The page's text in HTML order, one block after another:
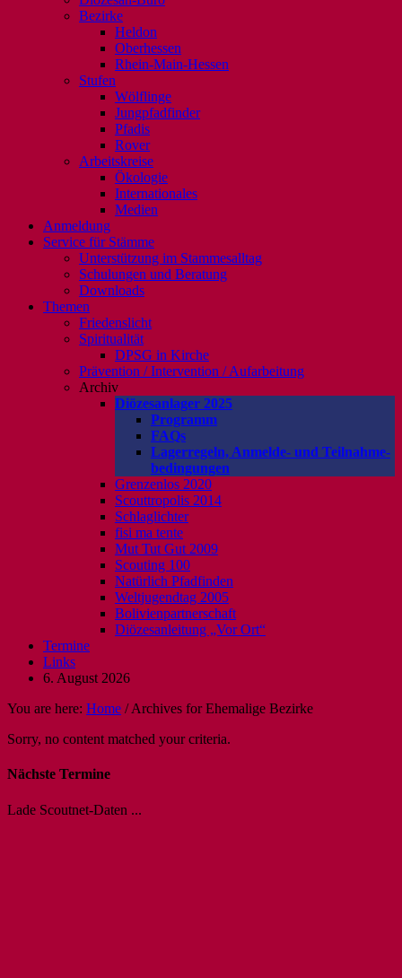
Bezirke
Heldon
Oberhessen
Rhein-Main-Hessen
Stufen
Wölflinge
Jungpfadfinder
Pfadis
Rover
Arbeitskreise
Ökologie
Internationales
Medien
Anmeldung
Service für Stämme
Unterstützung im Stammesalltag
Schulungen und Beratung
Downloads
Themen
Friedenslicht
Spiritualität
DPSG in Kirche
Prävention / Intervention / Aufarbeitung
Archiv
Diözesanlager 2025
Programm
FAQs
Lagerregeln, Anmelde- und Teilnahme-
bedingungen
Grenzenlos 2020
Scouttropolis 2014
Schlaglichter
fisi ma tente
Mut Tut Gut 2009
Scouting 100
Natürlich Pfadfinden
Weltjugendtag 2005
Bolivienpartnerschaft
Diözesanleitung „Vor Ort“
Termine
Links
6. August 2026
You are here: Home /Archives for Ehemalige Bezirke
Sorry, no content matched your criteria.
Nächste Termine
Lade Scoutnet-Daten ...